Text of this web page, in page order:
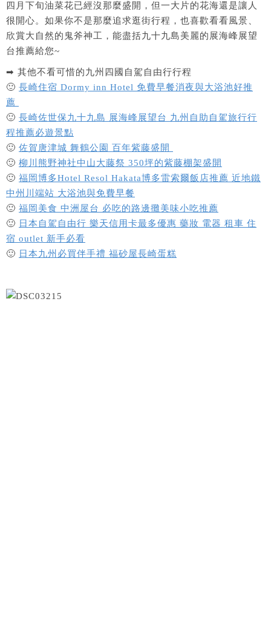
四月下旬油菜花已經沒那麼盛開，但一大片的花海還是讓人
很開心。如果你不是那麼追求逛街行程，也喜歡看看風景、
欣賞大自然的鬼斧神工，能盡括九十九島美麗的展海峰展望
台推薦給您~
➡ 其他不看可惜的九州四國自駕自由行行程
🙂 長崎住宿 Dormy inn Hotel 免費早餐消夜與大浴池好推
薦
🙂 長崎佐世保九十九島 展海峰展望台 九州自助自駕旅行行
程推薦必遊景點
🙂 佐賀唐津城 舞鶴公園 百年紫藤盛開
🙂 柳川熊野神社中山大藤祭 350坪的紫藤棚架盛開
🙂 福岡博多Hotel Resol Hakata博多雷索爾飯店推薦 近地鐵
中州川端站 大浴池與免費早餐
🙂 福岡美食 中洲屋台 必吃的路邊攤美味小吃推薦
🙂 日本自駕自由行 樂天信用卡最多優惠 藥妝 電器 租車 住
宿 outlet 新手必看
🙂 日本九州必買伴手禮 福砂屋長崎蛋糕